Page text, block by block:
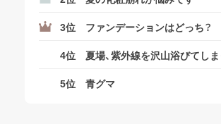
3位 ファンデーションはどっち？
4位 夏場、紫外線を沢山浴びてし
5位 青グマ